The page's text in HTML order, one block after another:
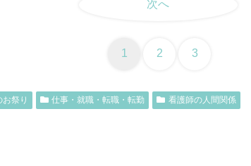
次へ
1 2 3
祭り 仕事・就職・転職・転勤 看護師の人間関係